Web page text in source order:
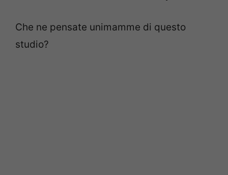
Che ne pensate unimamme di questo
studio?